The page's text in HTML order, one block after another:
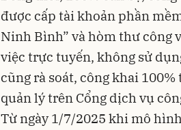
được cấp tài khoản phần
Ninh Bình” và hòm thư công
việc trực tuyến, không sử
cũng rà soát, công khai
quản lý trên Cổng dịch vụ
Từ ngày 1/7/2025 khi mô